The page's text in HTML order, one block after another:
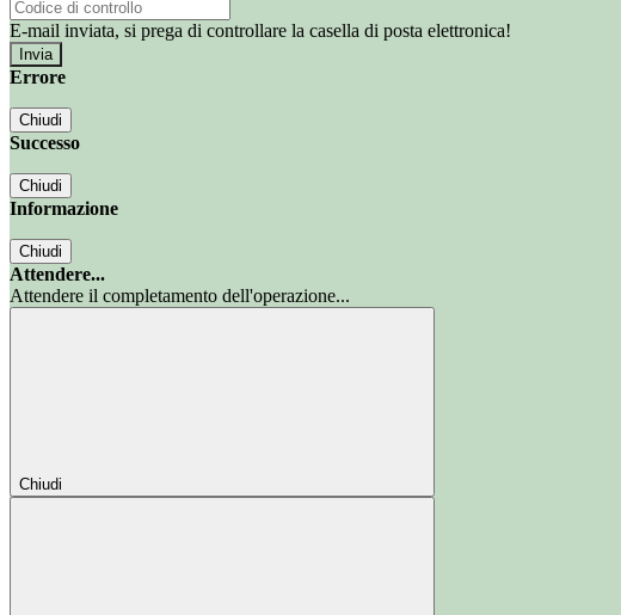
E-mail inviata, si prega di controllare la casella di posta elettronica!
Errore
Chiudi
Successo
Chiudi
Informazione
Chiudi
Attendere...
Attendere il completamento dell'operazione...
Chiudi